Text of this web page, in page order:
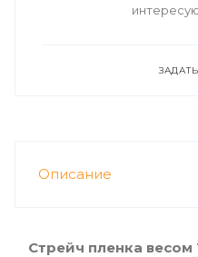
Описание
Стрейч пленка весом